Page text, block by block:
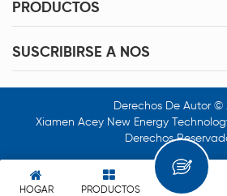
PRODUCTOS
SUSCRIBIRSE A NOS
Derechos De Autor ©
Xiamen Acey New Energy
Derechos
HOGAR PRODUCTOS